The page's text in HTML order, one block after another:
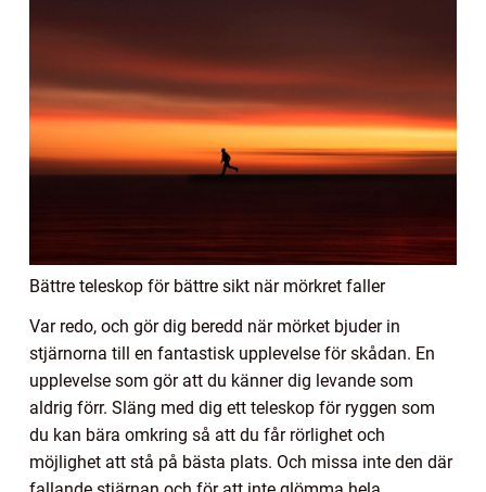
Bättre teleskop för bättre sikt när mörkret faller
Var redo, och gör dig beredd när mörket bjuder in
stjärnorna till en fantastisk upplevelse för skådan. En
upplevelse som gör att du känner dig levande som
aldrig förr. Släng med dig ett teleskop för ryggen som
du kan bära omkring så att du får rörlighet och
möjlighet att stå på bästa plats. Och missa inte den där